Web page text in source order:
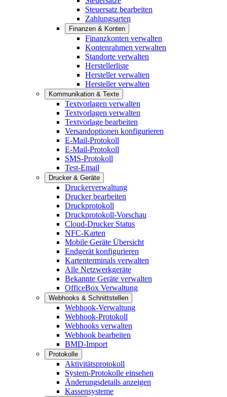
Steuersatz bearbeiten
Zahlungsarten
Finanzen & Konten
Finanzkonten verwalten
Kontenrahmen verwalten
Standorte verwalten
Herstellerliste
Hersteller verwalten
Hersteller verwalten
Kommunikation & Texte
Textvorlagen verwalten
Textvorlagen verwalten
Textvorlage bearbeiten
Versandoptionen konfigurieren
E-Mail-Protokoll
E-Mail-Protokoll
SMS-Protokoll
Test-Email
Drucker & Geräte
Druckerverwaltung
Drucker bearbeiten
Druckprotokoll
Druckprotokoll-Vorschau
Cloud-Drucker Status
NFC-Karten
Mobile Geräte Übersicht
Endgerät konfigurieren
Kartenterminals verwalten
Alle Netzwerkgeräte
Bekannte Geräte verwalten
OfficeBox Verwaltung
Webhooks & Schnittstellen
Webhook-Verwaltung
Webhook-Protokoll
Webhooks verwalten
Webhook bearbeiten
BMD-Import
Protokolle
Aktivitätsprotokoll
System-Protokolle einsehen
Änderungsdetails anzeigen
Kassensysteme